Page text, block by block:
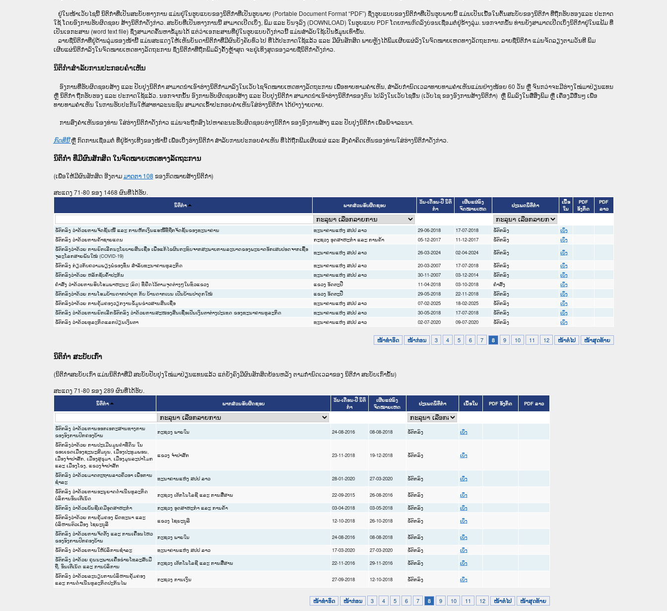
ຢູ່ໃນໜ້າ​ເວັບ​ໄຊ​ນີ້ ນິຕິກຳທີ່ເປັນສະບັບທາງການ ແມ່ນຢູ່ໃນຮູບແບບຂອງນິຕິກໍາທີ່ເປັນຮູບພາບ (Portable Document Format “PDF”) ຊຶ່ງຮູບແບບຂອງນິຕິກໍາທີ່ເປັນຮູບພາບນີ້ ແມ່ນເປັນເນື້ອໃນຕົ້ນສະບັບຂອງນິຕິກໍາ ທີ່ຖືກຮັບຮອງແລະ ປະກາດ
ໃຊ້ ໂດຍອົງການຮັບຜິດຊອບ ສ້າງນິຕິກຳດັ່ງກ່າວ. ສະບັບທີ່ເປັນທາງການນີ້ ສາມາດເປີດເບິ່ງ, ພິມ ແລະ ບັນຈຸລົງ (DOWNLOAD) ໃນຮູບແບບ PDF ໂດຍການກົດລົງບ່ອນເຊື່ອມຕໍ່ຢູ່ຂ້າງລຸ່ມ. ນອກຈາກນັ້ນ ທ່ານຍັງສາມາດເປີດເບິ່ງນິຕິກຳຢູ່ໃນແຟ້ມ ທີ່
ເປັນເອກະສານ (word text file) ຊຶ່ງສາມາດຄົ້ນຫາຂໍ້ມູນໄດ້ ແຕ່ວ່າເອກະສານທີ່ຢູ່ໃນຮູບແບບດັ່ງກ່າວນີ້ ແມ່ນສຳລັບໃຊ້ເປັນຂໍ້ມູນເທົ່ານັ້ນ.
ລາຍຊື່ນິຕິກຳທີ່ຢູ່ດ້ານລຸ່ມຂອງໜ້ານີ້ ແມ່ນສະແດງໃຫ້ເຫັນບັນດານິຕິກຳທີ່ມີຜົນບັງຄັບທົ່ວໄປ ທີ່ໄດ້ປະກາດໃຊ້ແລ້ວ ແລະ ມີຜົນສັກສິດ ພາຍຫຼັງໄດ້ພິມເຜີຍແຜ່ລົງໃນຈົດໝາຍເຫດທາງລັດຖະການ. ລາຍຊື່ນິຕິກຳ ແມ່ນຈັດລຽງຕາມວັນທີ ພິມ
ເຜີຍແຜ່ນິຕິກຳລົງໃນຈົດໝາຍເຫດທາງລັດຖະການ ຊຶ່ງນິຕິກຳທີ່ຖືກພິມລົງຄັ້ງຫຼ້າສຸດ ຈະຢູ່ເທິງສຸດຂອງລາຍຊື່ນິຕິກໍາດັ່ງກ່າວ.
ນິຕິກຳສຳລັບການປະກອບຄຳເຫັນ
ອົງການທີ່ຮັບຜິດຊອບສ້າງ ແລະ ປັບປຸງນິຕິກຳ ສາມາດນຳເອົາຮ່າງນິຕິກຳມາລົງໃນ​ເວັບ​ໄຊຈົດໝາຍເຫດທາງລັດຖະການ ເພື່ອທາບທາມຄຳເຫັນ, ສໍາລັບກໍານົດເວລາທາບທາມຄໍາເຫັນແມ່ນຢ່າງໜ້ອຍ 60 ວັນ ຫຼື ຈົນກວ່າຈະມີຮ່າງໃໝ່ມາປ່ຽນແທນ
ຫຼື ນິຕິກໍາ ຖືກຮັບຮອງ ແລະ ປະກາດໃຊ້ແລ້ວ. ນອກຈາກນັ້ນ ອົງການຮັບຜິດຊອບສ້າງ ແລະ ປັບປຸງນິຕິກໍາ ສາມາດນຳເອົາຮ່າງນິຕິກຳຂອງຕົນ ໄປລົງໃນ​ເວັບ​ໄຊ​ອື່ນ (ເວັບ​ໄຊ​ ຂອງອົງການສ້າງນິຕິກຳ) ຫຼື ພິມລົງໃນສື່ສິ່ງພິມ ຫຼື ເຄື່ອງມືອື່ນໆ ເພື່ອ
ທາບທາມຄໍາເຫັນ ໃນການຮັບປະກັນໃຫ້ສາທາລະນະຊົນ ສາມາດເຂົ້າປະກອບຄໍາເຫັນໃສ່ຮ່າງນິຕິກຳ ໄດ້ຢ່າງງ່າຍດາຍ.
ການສົ່ງຄໍາເຫັນຂອງທ່ານ ໃສ່ຮ່າງນິຕິກຳດັ່ງກ່າວ ແມ່ນຈະຖືກສົ່ງໄປຫາຄະນະຮັບຜິດຊອບຮ່າງນິຕິກຳ ຂອງອົງການສ້າງ ແລະ ປັບປຸງນິຕິກຳ ເພື່ອພິຈາລະນາ.
ກົດທີ່ນີ້ ຫຼື ກົດການເຊື່ອມຕໍ່ ທີ່ຢູ່ຂ້າງເທີງຂອງໜ້ານີ້ ເພື່ອເບີ່ງຮ່າງນິຕິກໍາ ສໍາລັບການປະກອບຄຳເຫັນ ທີ່ໄດ້ຖືກພີມເຜີຍແຜ່ ແລະ ສົ່ງຄຳຄິດເຫັນຂອງທ່ານໃສ່ຮ່າງນິຕິກຳດັ່ງກ່າວ.
ນິຕິກໍາ ທີ່ມີຜົນສັກສິດ ໃນຈົດໝາຍເຫດທາງລັດຖະການ
(ເພື່ອໃຫ້ມີຜົນສັກສິດ ອີງຕາມມາດ​ຕາ 108 ຂອງກົດໝາຍສ້າງນິຕິກໍາ)
ສະແດງ 71-80 ຂອງ 1468 ຜົນທີ່ໄດ້ຮັບ.
ນິຕິກໍາ ພາກສ່ວນຮັບຜິດຊອບ
ວັນ-ເດືອນ-ປີ ນິຕິ
ກໍາ
ເຜີຍແຜ່ລົງ
ຈົດໝາຍເຫດ
ປະເພດນິຕິກຳ
ເນື້ອ
ໃນ
PDF
ອັງກິດ
PDF
ລາວ
ຂໍ້ຕົກລົງ ວ່າດ້ວຍການຈັດຊັ້ນໜີ້ ແລະ ການຫັກເງິນແຮໜີ້ທີ່ຖືກຈັດຊັ້ນຂອງທະນາຄານ ທະນາຄານແຫ່ງ ສປປ ລາວ 29-06-2018 17-07-2018 ຂໍ້ຕົກລົງ
ເບິ່ງ
ຂໍ້ຕົກລົງ ວ່າດ້ວຍການຄ້າຊາຍແດນ
ກະຊວງ ອຸດສາຫະກຳ ແລະ ການຄ້າ 05-12-2017 11-12-2017 ຂໍ້ຕົກລົງ
ເບິ່ງ
ຂໍ້ຕົກລົງວ່າດ້ວຍ ການຍົກເລີກນະໂຍບາຍສິນເຊື່ອ ເພື່ອແກ້ໄຂຜົນກະທົບຈາກສະພາບການລະບາດຂອງພະຍາດອັກເສບປອດຈາກເຊື້ອ
ຈຸລະໂລກສາຍພັນໃໝ່ (COVID-19)
ທະນາຄານແຫ່ງ ສປປ ລາວ 26-03-2024 02-04-2024 ຂໍ້ຕົກລົງ
ເບິ່ງ
ຂໍ້ຕົກລົງ ກ່ຽວກັບຄວາມພຽງພໍຂອງທຶນ ສຳລັບທະນາຄານທຸລະກິດ
ທະນາຄານແຫ່ງ ສປປ ລາວ 20-03-2007 17-07-2018 ຂໍ້ຕົກລົງ
ເບິ່ງ
ຂໍ້ຕົກລົງວ່າດ້ວຍ ຫລັກຊັບຄ້ຳປະກັນ
ທະນາຄານແຫ່ງ ສປປ ລາວ 30-11-2007 03-12-2014 ຂໍ້ຕົກລົງ
ເບິ່ງ
ຄຳສັ່ງ ວ່າດ້ວຍການຮິບໂຮມພາຫະນະ (ລົດ) ທີ່ຢຶດໄວ້ຕາມຈຸດຕ່າງໆໃນທົ່ວແຂວງ
ແຂວງ ອັດຕະປື 11-04-2018 03-10-2018 ຄໍາສັ່ງ
ເບິ່ງ
ຂໍ້ຕົກລົງວ່າດ້ວຍ ການໂຮມບ້ານດາກປາດຸກ ກັບ ບ້ານດາກເບນ ເປັນບ້ານປາດຸກໃໝ່
ແຂວງ ອັດຕະປື 29-05-2018 22-11-2018 ຂໍ້ຕົກລົງ
ເບິ່ງ
ຂໍ້ຕົກລົງວ່າດ້ວຍ ການຄຸ້ມຄອງວຽກງານຂໍ້ມູນຂ່າວສານສິນເຊື່ອ
ທະນາຄານແຫ່ງ ສປປ ລາວ 07-02-2025 18-02-2025 ຂໍ້ຕົກລົງ
ເບິ່ງ
ຂໍ້ຕົກລົງ ວ່າດ້ວຍການຍົກເລີກຂໍ້ຕົກລົງ ວ່າດ້ວຍການສະໜອງສິນເຊື່ອເປັນເງິນຕາຕ່າງປະເທດ ຂອງທະນາຄານທຸລະກິດ
ທະນາຄານແຫ່ງ ສປປ ລາວ 30-05-2018 17-07-2018 ຂໍ້ຕົກລົງ
ເບິ່ງ
ຂໍ້ຕົກລົງ ວ່າດ້ວຍທຸລະກິດແລກປ່ຽນເງິນຕາ
ທະນາຄານແຫ່ງ ສປປ ລາວ 02-07-2020 09-07-2020 ຂໍ້ຕົກລົງ ເບິ່ງ
ໜ້າທໍາອິດ ໜ້າກ່ອນ 3 4 5 6 7 8 9 10 11 12 ໜ້າຕໍ່ໄປ ໜ້າສຸດທ້າຍ
ນິຕິກໍາ ສະບັບເກົ່າ
(ນິຕິກໍາສະບັບເກົ່າ ແມ່ນນິຕິກໍາທີ່ມີ ສະບັບປັບປຸງໃໝ່ມາປ່ຽນແທນແລ້ວ ແຕ່ຍັງຄົງມີຜົນສັກສິດຍ້ອນຫລັງ ຕາມກໍານົດເວລາຂອງ ນິຕິກໍາ ສະບັບເກົ່ານັ້ນ)
ສະແດງ 71-80 ຂອງ 289 ຜົນທີ່ໄດ້ຮັບ.
ນິຕິກໍາ ພາກສ່ວນຮັບຜິດຊອບ
ວັນ-ເດືອນ-ປີ ນິຕິ
ກໍາ
ເຜີຍແຜ່ລົງ
ຈົດໝາຍເຫດ
ປະເພດນິຕິກຳ ເນື້ອໃນ PDF ອັງກິດ PDF ລາວ
ຂໍ້ຕົກລົງ ວ່າດ້ວຍການອອກເອກະສານທາງການ
ຂອງອົງການປົກຄອງບ້ານ
ກະຊວງ ພາຍໃນ 24-08-2016 08-08-2018 ຂໍ້ຕົກລົງ
ເບິ່ງ
ຂໍ້ຕົກລົງວ່າດ້ວຍ ການປະເມີນມູນຄ່າທີ່ດິນ ໃນ
ຂອບເຂດເມືອງຊະນະສົມບູນ, ເມືອງປະທຸມພອນ,
ເມືອງຈຳປາສັກ, ເມືອງສຸຂຸມາ, ເມືອງມຸນລະປາໂມກ
ແລະ ເມືອງໂຂງ, ແຂວງຈຳປາສັກ
ແຂວງ ຈໍາປາສັກ 23-11-2018 19-12-2018 ຂໍ້ຕົກລົງ ເບິ່ງ
ຂໍ້ຕົກລົງ ວ່າດ້ວຍມາດຕະຖານລາວຄິວອາ ເພື່ອການ
ຊໍາລະ
ທະນາຄານແຫ່ງ ສປປ ລາວ 28-01-2020 27-03-2020 ຂໍ້ຕົກລົງ
ເບິ່ງ
ຂໍ້ຕົກລົງ ວ່າດ້ວຍການອະນຸຍາດດຳເນີນທຸລະກິດ
ບໍລິການອິນເຕີເນັດ
ກະຊວງ ເຕັກໂນໂລຊີ ແລະ ການສື່ສານ 22-09-2015 26-08-2016 ຂໍ້ຕົກລົງ
ເບິ່ງ
ຂໍ້ຕົກລົງ ວ່າດ້ວຍບັນຊີເຄມີອຸດສາຫະກຳ
ກະຊວງ ອຸດສາຫະກຳ ແລະ ການຄ້າ 03-04-2018 03-05-2018 ຂໍ້ຕົກລົງ
ເບິ່ງ
ຂໍ້ຕົກລົງວ່າດ້ວຍ ການຄຸ້ມຄອງ ພັດທະນາ ແລະ
ບໍລິຫານຕົວເມືອງ ໄຊຍະບູລີ
ແຂວງ ໄຊຍະບູລີ 12-10-2018 26-10-2018 ຂໍ້ຕົກລົງ
ເບິ່ງ
ຂໍ້ຕົກລົງ ວ່າດ້ວຍການຈັດຕັ້ງ ແລະ ການເຄື່ອນໄຫວ
ຂອງອົງການປົກຄອງບ້ານ
ກະຊວງ ພາຍໃນ 24-08-2016 08-08-2018 ຂໍ້ຕົກລົງ
ເບິ່ງ
ຂໍ້ຕົກລົງ ວ່າດ້ວຍການໃຫ້ບໍລິການຊໍາລະ
ທະນາຄານແຫ່ງ ສປປ ລາວ 17-03-2020 27-03-2020 ຂໍ້ຕົກລົງ
ເບິ່ງ
ຂໍ້ຕົກລົງ ວ່າດ້ວຍ ຄຸນນະພາບເຄື່ອຂ່າຍໂທລະສັບມື
ຖື, ອິນເຕີເນັດ ແລະ ການບໍລິການ
ກະຊວງ ເຕັກໂນໂລຊີ ແລະ ການສື່ສານ 22-11-2016 29-11-2016 ຂໍ້ຕົກລົງ
ເບິ່ງ
ຂໍ້ຕົກລົງ ວ່າດ້ວຍລະບຽບການບໍລິຫານຄຸ້ມຄອງ
ແລະ ການດຳເນີນທຸລະກິດປະກັນໄພ
ກະຊວງ ການເງິນ 27-09-2018 12-10-2018 ຂໍ້ຕົກລົງ ເບິ່ງ
ໜ້າທໍາອິດ ໜ້າກ່ອນ 3 4 5 6 7 8 9 10 11 12 ໜ້າຕໍ່ໄປ ໜ້າສຸດທ້າຍ